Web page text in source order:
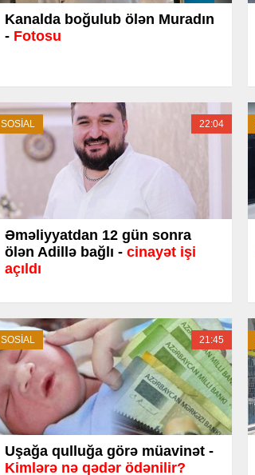
Kanalda boğulub ölən Muradın
- Fotosu
SOSİAL 22:04
Əməliyyatdan 12 gün sonra
ölən Adillə bağlı - cinayət işi
açıldı
SOSİAL 21:45
Uşağa qulluğa görə müavinət -
Kimlərə nə qədər ödənilir?